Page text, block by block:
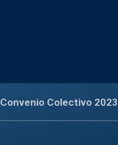
Convenio Colectivo 2023